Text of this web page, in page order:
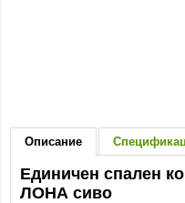
Описание
Единичен спален
ЛОНА сиво